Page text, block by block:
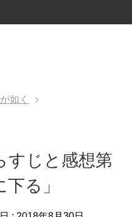
如く
すじと感想第
る」